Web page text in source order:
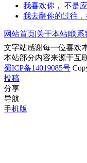
我喜欢你， 不是
我去翻你的过往
网站首页|关于本站|联系
文字站感谢每一位喜欢
本站部分内容来源于互
蜀ICP备14019085号
投稿
分享
导航
手机版